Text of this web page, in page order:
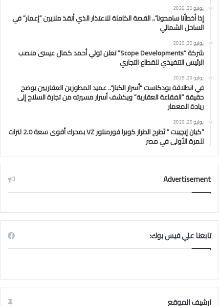
يوليو 30, 2026
إذا أخطأنا سامحونا”.. القصة الكاملة للاعتذار الذي أنقذ ملايين “إعمار” في
الساحل الشمالي
يوليو 30, 2026
شركة “Scope Developments” تعلن تولي أحمد كمال عيسى منصب
الرئيس التنفيذي للقطاع التجاري
يوليو 29, 2026
في انطلاقة بودكاست “أسرار الكبار”.. عميد المطورين العقاريين يوضح
حقيقة “الفقاعة العقارية” ويكشف أسرار مسيرته من تجارة السلاح إلى
ريادة المعمار
يوليو 25, 2026
“كيان إيچيبت ” تَطرح الطراز كوبرا فورمنتور VZ بمحرك أقوى سعة 2.0 لترات
للمرة الأولى في مصر
Advertisement
تابعنا علي فيس بوك:
ارشيف الموقع